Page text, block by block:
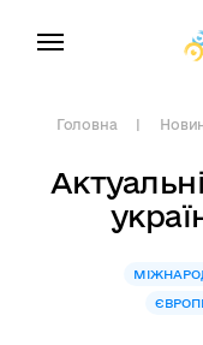
Головна